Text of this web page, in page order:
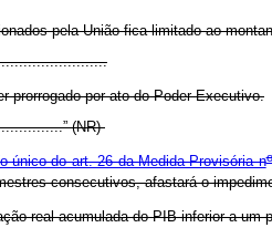
pela União fica limitado ao
prorrogado por ato do Poder Executivo.
(NR)
único do art. 26 da Medida Provisória no
consecutivos, afastará o
real acumulada do PIB inferior a um